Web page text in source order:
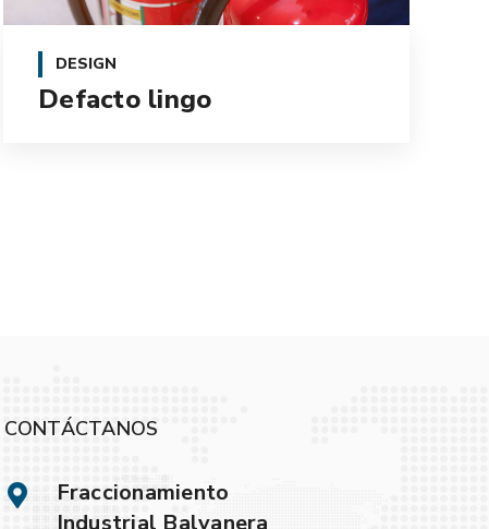
DESIGN
Defacto lingo
CONTÁCTANOS
Fraccionamiento
Industrial Balvanera